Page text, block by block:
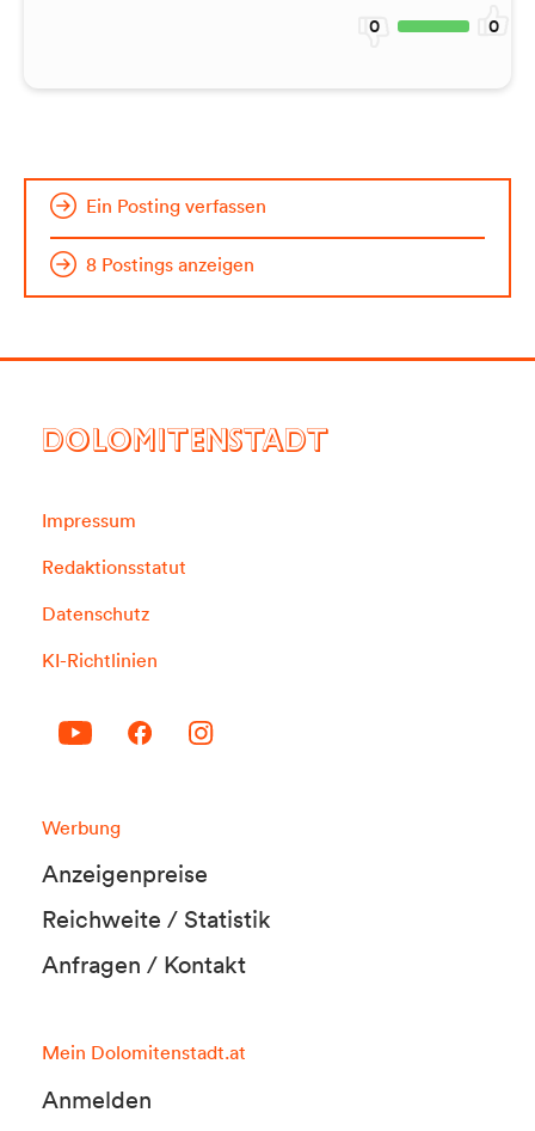
0 0
Ein Posting verfassen
8 Postings anzeigen
DOLOMITENSTADT
Impressum
Redaktionsstatut
Datenschutz
KI-Richtlinien
Werbung
Anzeigenpreise
Reichweite / Statistik
Anfragen / Kontakt
Mein Dolomitenstadt.at
Anmelden